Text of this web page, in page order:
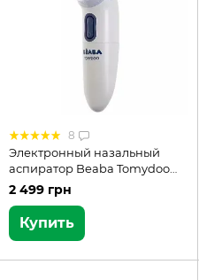
8
Электронный назальный
аспиратор Beaba Tomydoo
920312
2 499 грн
Купить